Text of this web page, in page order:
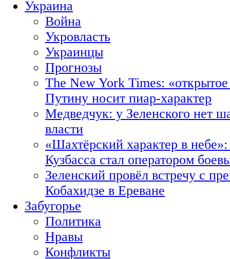
Украина
Война
Укровласть
Украинцы
Прогнозы
The New York Times:
Путину носит пиар-характер
Медведчук: у Зеленского нет
власти
«Шахтёрский характер в
Кузбасса стал оператором
Зеленский провёл встречу с
Кобахидзе в Ереване
Забугорье
Политика
Нравы
Конфликты